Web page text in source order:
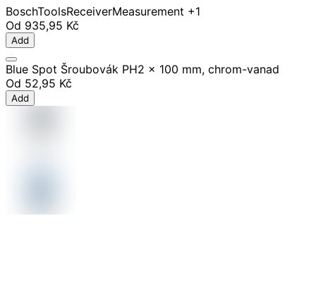
BoschToolsReceiverMeasurement +1
Od 935,95 Kč
Add
Blue Spot Šroubovák PH2 x 100 mm, chrom-vanad
Od 52,95 Kč
Add